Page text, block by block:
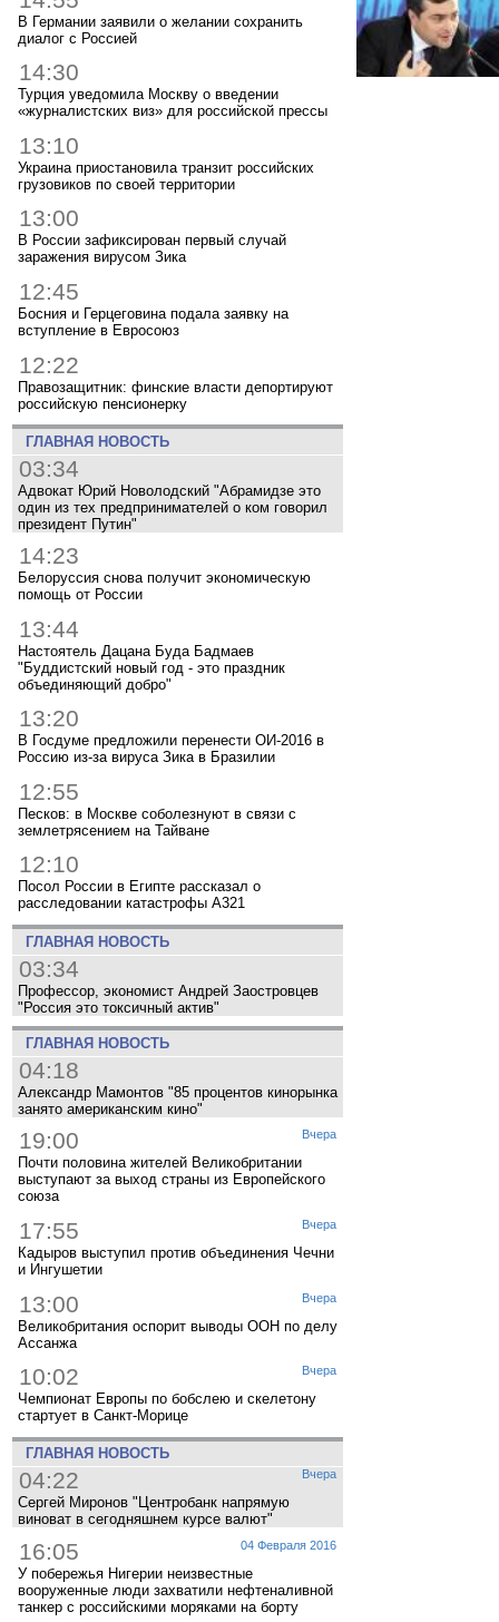
В Германии заявили о желании сохранить
диалог с Россией
14:30
Турция уведомила Москву о введении
«журналистских виз» для российской прессы
13:10
Украина приостановила транзит российских
грузовиков по своей территории
13:00
В России зафиксирован первый случай
заражения вирусом Зика
12:45
Босния и Герцеговина подала заявку на
вступление в Евросоюз
12:22
Правозащитник: финские власти депортируют
российскую пенсионерку
ГЛАВНАЯ НОВОСТЬ
03:34
Адвокат Юрий Новолодский "Абрамидзе это
один из тех предпринимателей о ком говорил
президент Путин"
14:23
Белоруссия снова получит экономическую
помощь от России
13:44
Настоятель Дацана Буда Бадмаев
"Буддистский новый год - это праздник
объединяющий добро"
13:20
В Госдуме предложили перенести ОИ-2016 в
Россию из-за вируса Зика в Бразилии
12:55
Песков: в Москве соболезнуют в связи с
землетрясением на Тайване
12:10
Посол России в Египте рассказал о
расследовании катастрофы A321
ГЛАВНАЯ НОВОСТЬ
03:34
Профессор, экономист Андрей Заостровцев
"Россия это токсичный актив"
ГЛАВНАЯ НОВОСТЬ
04:18
Александр Мамонтов "85 процентов кинорынка
занято американским кино"
Вчера
19:00
Почти половина жителей Великобритании
выступают за выход страны из Европейского
союза
Вчера
17:55
Кадыров выступил против объединения Чечни
и Ингушетии
Вчера
13:00
Великобритания оспорит выводы ООН по делу
Ассанжа
Вчера
10:02
Чемпионат Европы по бобслею и скелетону
стартует в Санкт-Морице
ГЛАВНАЯ НОВОСТЬ
Вчера
04:22
Сергей Миронов "Центробанк напрямую
виноват в сегодняшнем курсе валют"
04 Февраля 2016
16:05
У побережья Нигерии неизвестные
вооруженные люди захватили нефтеналивной
танкер с российскими моряками на борту